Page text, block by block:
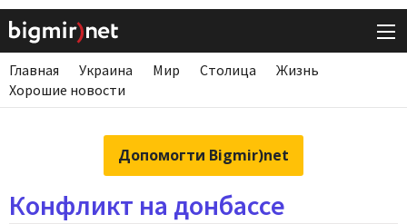
Главная Украина Мир Столица
Жизнь
Хорошие новости
Допомогти Bigmir)net
Конфликт на донбассе